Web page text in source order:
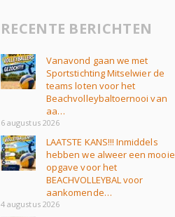
RECENTE BERICHTEN
Vanavond gaan we met
Sportstichting Mitselwier de
teams loten voor het
Beachvolleybaltoernooi van
aa…
6 augustus 2026
LAATSTE KANS!!! Inmiddels
hebben we alweer een mooie
opgave voor het
BEACHVOLLEYBAL voor
aankomende…
4 augustus 2026